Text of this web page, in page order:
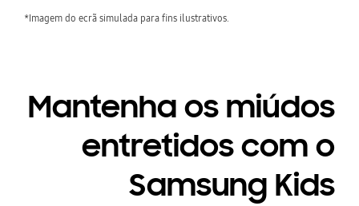
*Imagem do ecrã simulada para fins ilustrativos.
Mantenha os miúdos
entretidos com o
Samsung Kids